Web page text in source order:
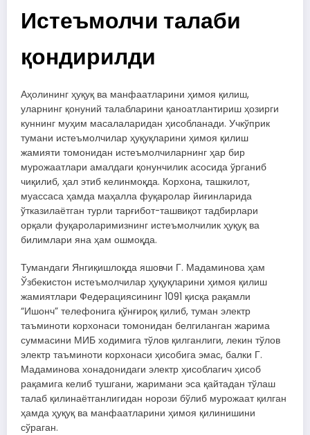
Истеъмолчи талаби
қондирилди
Аҳолининг ҳуқуқ ва манфаатларини ҳимоя қилиш,
уларнинг қонуний талабларини қаноатлантириш ҳозирги
куннинг муҳим масалаларидан ҳисобланади. Учкўприк
тумани истеъмолчилар ҳуқуқларини ҳимоя қилиш
жамияти томонидан истеъмолчиларнинг ҳар бир
мурожаатлари амалдаги қонунчилик асосида ўрганиб
чиқилиб, ҳал этиб келинмоқда. Корхона, ташкилот,
муассаса ҳамда маҳалла фуқаролар йиғинларида
ўтказилаётган турли тарғибот-ташвиқот тадбирлари
орқали фуқароларимизнинг истеъмолчилик ҳуқуқ ва
билимлари яна ҳам ошмоқда.
Тумандаги Янгиқишлоқда яшовчи Г. Мадаминова ҳам
Ўзбекистон истеъмолчилар ҳуқуқларини ҳимоя қилиш
жамиятлари Федерациясининг 1091 қисқа рақамли
“Ишонч” телефонига қўнғироқ қилиб, туман электр
таъминоти корхонаси томонидан белгиланган жарима
суммасини МИБ ходимига тўлов қилганлиги, лекин тўлов
электр таъминоти корхонаси ҳисобига эмас, балки Г.
Мадаминова хонадонидаги электр ҳисоблагич ҳисоб
рақамига келиб тушгани, жаримани эса қайтадан тўлаш
талаб қилинаётганлигидан норози бўлиб мурожаат қилган
ҳамда ҳуқуқ ва манфаатларини ҳимоя қилинишини
сўраган.